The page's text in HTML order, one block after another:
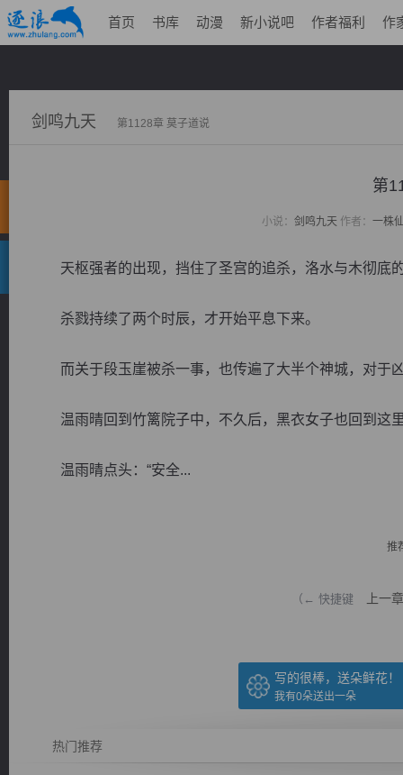
首页 书库 动漫 新小说吧 作者福利 作
剑鸣九天 第1128章 莫子道说
第
小说： 剑鸣九天 作者： 一株
天枢强者的出现，挡住了圣宫的追杀，洛水与木彻底
杀戮持续了两个时辰，才开始平息下来。
而关于段玉崖被杀一事，也传遍了大半个神城，对于
温雨晴回到竹篱院子中，不久后，黑衣女子也回到这里
温雨晴点头：“安全...
推
（← 快捷键 上一章
写的很棒，送朵鲜花！
我有0朵送出一朵
热门推荐